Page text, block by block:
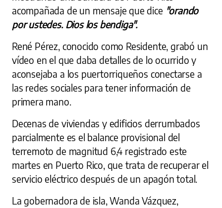
acompañada de un mensaje que dice "orando
por ustedes. Dios los bendiga".
René Pérez, conocido como Residente, grabó un
vídeo en el que daba detalles de lo ocurrido y
aconsejaba a los puertorriqueños conectarse a
las redes sociales para tener información de
primera mano.
Decenas de viviendas y edificios derrumbados
parcialmente es el balance provisional del
terremoto de magnitud 6,4 registrado este
martes en Puerto Rico, que trata de recuperar el
servicio eléctrico después de un apagón total.
La gobernadora de isla, Wanda Vázquez,